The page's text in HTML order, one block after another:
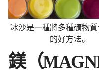
冰沙是一種將多種礦物
的好方法。
鎂（